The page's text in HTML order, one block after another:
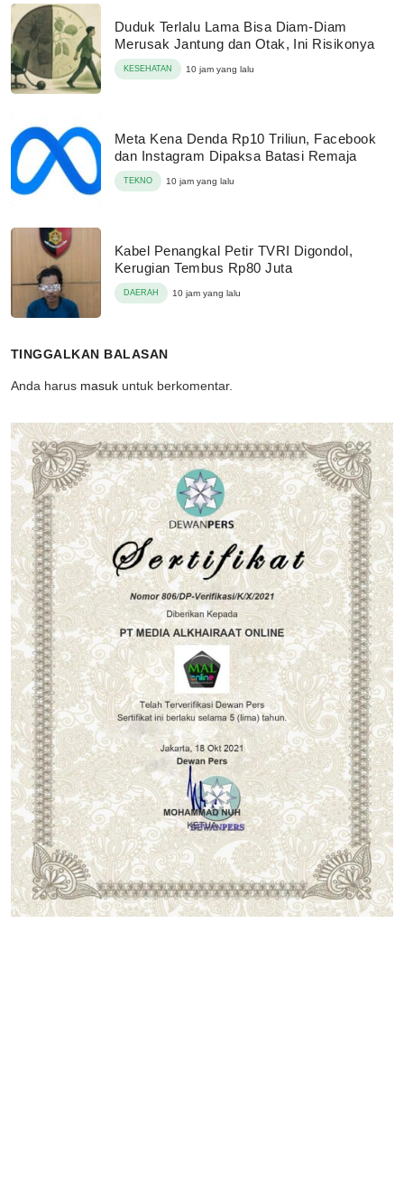
Duduk Terlalu Lama Bisa Diam-Diam
Merusak Jantung dan Otak, Ini Risikonya
KESEHATAN 10 jam yang lalu
Meta Kena Denda Rp10 Triliun, Facebook
dan Instagram Dipaksa Batasi Remaja
TEKNO 10 jam yang lalu
Kabel Penangkal Petir TVRI Digondol,
Kerugian Tembus Rp80 Juta
DAERAH 10 jam yang lalu
TINGGALKAN BALASAN
Anda harus masuk untuk berkomentar.